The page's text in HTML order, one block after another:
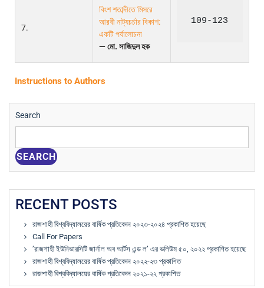
7.
বিংশ শতাব্দীতে মিসরে
আরবী নাট্যচর্চার বিকাশ:
একটি পর্যালোচনা
— মো. সাজিদুল হক
109-123
Instructions to Authors
Search
SEARCH
RECENT POSTS
রাজশাহী বিশ্ববিদ্যালয়ের বার্ষিক প্রতিবেদন ২০২৩-২০২৪ প্রকাশিত হয়েছে
Call For Papers
’রাজশাহী ইউনিভারসিটি জার্নাল অব আর্টস এন্ড ল’ এর ভলিউম ৫০, ২০২২ প্রকাশিত হয়েছে
রাজশাহী বিশ্ববিদ্যালয়ের বার্ষিক প্রতিবেদন ২০২২-২৩ প্রকাশিত
রাজশাহী বিশ্ববিদ্যালয়ের বার্ষিক প্রতিবেদন ২০২১-২২ প্রকাশিত